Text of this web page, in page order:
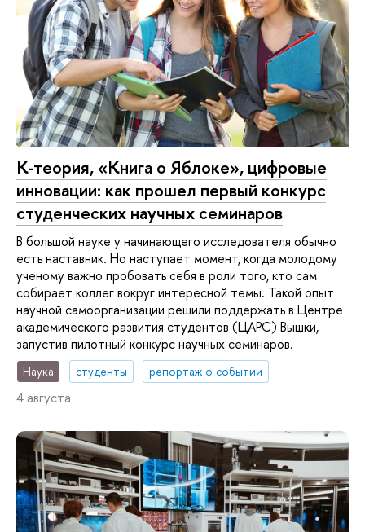
К-теория, «Книга о Яблоке», цифровые
инновации: как прошел первый конкурс
студенческих научных семинаров
В большой науке у начинающего исследователя обычно
есть наставник. Но наступает момент, когда молодому
ученому важно пробовать себя в роли того, кто сам
собирает коллег вокруг интересной темы. Такой опыт
научной самоорганизации решили поддержать в Центре
академического развития студентов (ЦАРС) Вышки,
запустив пилотный конкурс научных семинаров.
Наука студенты репортаж о событии
4 августа